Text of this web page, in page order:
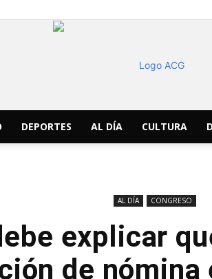
Noticias
DEPORTES AL DÍA CULTURA
AL DÍA CONGRESO
explicar
de